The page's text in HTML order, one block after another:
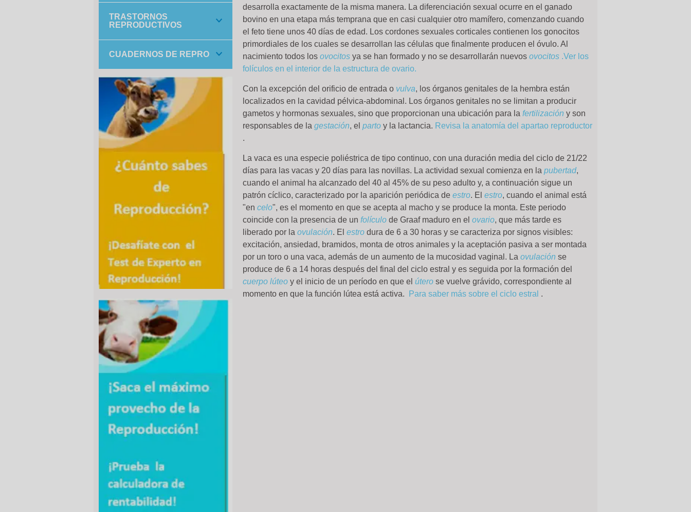
TRASTORNOS
REPRODUCTIVOS
CUADERNOS DE REPRO
desarrolla exactamente de la misma manera. La diferenciación sexual ocurre en el ganado
bovino en una etapa más temprana que en casi cualquier otro mamífero, comenzando cuando
el feto tiene unos 40 días de edad. Los cordones sexuales corticales contienen los gonocitos
primordiales de los cuales se desarrollan las células que finalmente producen el óvulo. Al
nacimiento todos los ovocitos ya se han formado y no se desarrollarán nuevos ovocitos .Ver los
folículos en el interior de la estructura de ovario.
Con la excepción del orificio de entrada o vulva, los órganos genitales de la hembra están
localizados en la cavidad pélvica-abdominal. Los órganos genitales no se limitan a producir
gametos y hormonas sexuales, sino que proporcionan una ubicación para la fertilización y son
responsables de la gestación, el parto y la lactancia. Revisa la anatomía del apartao reproductor
.
La vaca es una especie poliéstrica de tipo continuo, con una duración media del ciclo de 21/22
días para las vacas y 20 días para las novillas. La actividad sexual comienza en la pubertad,
cuando el animal ha alcanzado del 40 al 45% de su peso adulto y, a continuación sigue un
patrón cíclico, caracterizado por la aparición periódica de estro. El estro, cuando el animal está
"en celo", es el momento en que se acepta al macho y se produce la monta. Este periodo
coincide con la presencia de un folículo de Graaf maduro en el ovario, que más tarde es
liberado por la ovulación. El estro dura de 6 a 30 horas y se caracteriza por signos visibles:
excitación, ansiedad, bramidos, monta de otros animales y la aceptación pasiva a ser montada
por un toro o una vaca, además de un aumento de la mucosidad vaginal. La ovulación se
produce de 6 a 14 horas después del final del ciclo estral y es seguida por la formación del
cuerpo lúteo y el inicio de un período en que el útero se vuelve grávido, correspondiente al
momento en que la función lútea está activa.
Para saber más sobre el ciclo estral .